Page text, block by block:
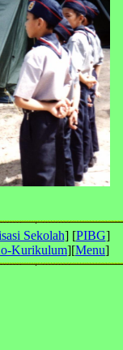
Sekolah] [PIBG]
Kurikulum][Menu]